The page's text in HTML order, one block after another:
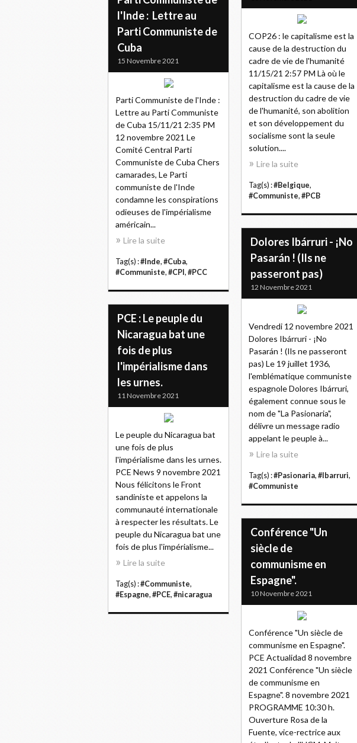
COP26 : le capitalisme est la
cause de la destruction du
cadre de vie de l'humanité
11/15/21 2:57 PM Là où le
capitalisme est la cause de la
destruction du cadre de vie
de l'humanité, son abolition
et son développement du
socialisme sont la seule
solution....
Lire la suite
Tag(s) :#Belgique,
#Communiste, #PCB
l'Inde : Lettre au
Parti Communiste de
Cuba
15 Novembre 2021
Parti Communiste de l'Inde :
Lettre au Parti Communiste
de Cuba 15/11/21 2:35 PM
12 novembre 2021 Le
Comité Central Parti
Communiste de Cuba Chers
camarades, Le Parti
communiste de l'Inde
condamne les conspirations
odieuses de l'impérialisme
américain...
Lire la suite
Tag(s) :#Inde, #Cuba,
#Communiste, #CPI , #PCC
Dolores Ibárruri - ¡No
Pasarán ! (Ils ne
passeront pas)
12 Novembre 2021
Vendredi 12 novembre 2021
Dolores Ibárruri - ¡No
Pasarán ! (Ils ne passeront
pas) Le 19 juillet 1936,
l'emblématique communiste
espagnole Dolores Ibárruri,
également connue sous le
nom de "La Pasionaria",
délivre un message radio
appelant le peuple à...
Lire la suite
Tag(s) :#Pasionaria, #Ibarruri,
#Communiste
PCE : Le peuple du
Nicaragua bat une
fois de plus
l'impérialisme dans
les urnes.
11 Novembre 2021
Le peuple du Nicaragua bat
une fois de plus
l'impérialisme dans les urnes.
PCE News 9 novembre 2021
Nous félicitons le Front
sandiniste et appelons la
communauté internationale
à respecter les résultats. Le
peuple du Nicaragua bat une
fois de plus l'impérialisme...
Lire la suite
Tag(s) :#Communiste,
#Espagne, #PCE, #nicaragua
Conférence "Un
siècle de
communisme en
Espagne".
10 Novembre 2021
Conférence "Un siècle de
communisme en Espagne".
PCE Actualidad 8 novembre
2021 Conférence "Un siècle
de communisme en
Espagne". 8 novembre 2021
PROGRAMME 10:30 h.
Ouverture Rosa de la
Fuente, vice-rectrice aux